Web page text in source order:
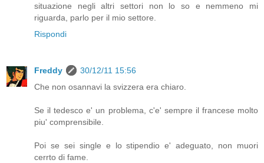
situazione negli altri settori non lo so e nemmeno mi
riguarda, parlo per il mio settore.
Rispondi
Freddy
30/12/11 15:56
Che non osannavi la svizzera era chiaro.
Se il tedesco e' un problema, c'e' sempre il francese molto
piu' comprensibile.
Poi se sei single e lo stipendio e' adeguato, non muori
cerrto di fame.